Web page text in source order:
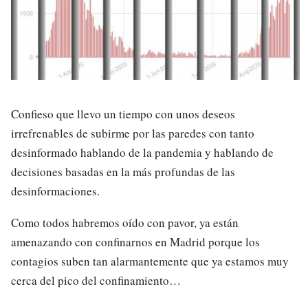
Confieso que llevo un tiempo con unos deseos
irrefrenables de subirme por las paredes con tanto
desinformado hablando de la pandemia y hablando de
decisiones basadas en la más profundas de las
desinformaciones.
Como todos habremos oído con pavor, ya están
amenazando con confinarnos en Madrid porque los
contagios suben tan alarmantemente que ya estamos muy
cerca del pico del confinamiento…